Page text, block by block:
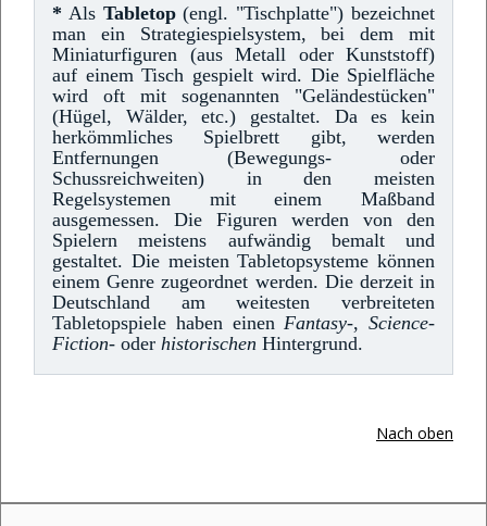
* Als Tabletop(engl. "Tischplatte") bezeichnet
man ein Strategiespielsystem, bei dem mit
Miniaturfiguren (aus Metall oder Kunststoff)
auf einem Tisch gespielt wird. Die Spielfläche
wird oft mit sogenannten "Geländestücken"
(Hügel, Wälder, etc.) gestaltet. Da es kein
herkömmliches Spielbrett gibt, werden
Entfernungen (Bewegungs- oder
Schussreichweiten) in den meisten
Regelsystemen mit einem Maßband
ausgemessen. Die Figuren werden von den
Spielern meistens aufwändig bemalt und
gestaltet. Die meisten Tabletopsysteme können
einem Genre zugeordnet werden. Die derzeit in
Deutschland am weitesten verbreiteten
Tabletopspiele haben einen Fantasy-, Science-
Fiction- oder historischen Hintergrund.
Nach oben